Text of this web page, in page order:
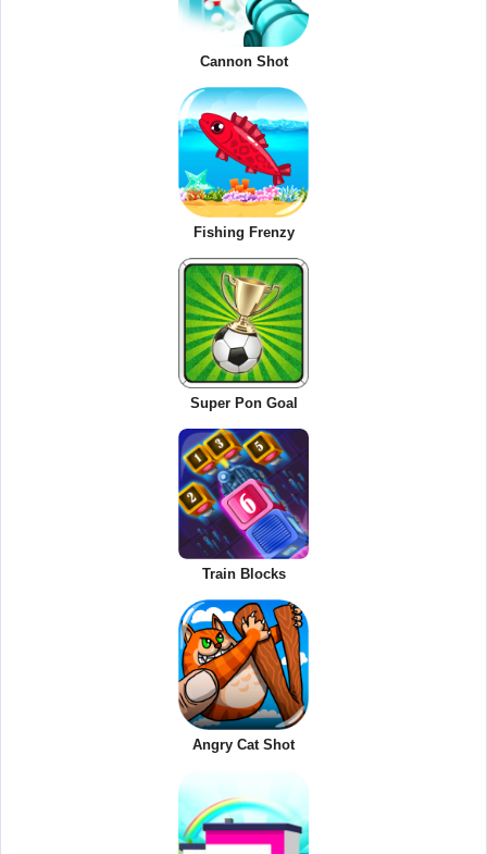
Cannon Shot
Fishing Frenzy
Super Pon Goal
Train Blocks
Angry Cat Shot